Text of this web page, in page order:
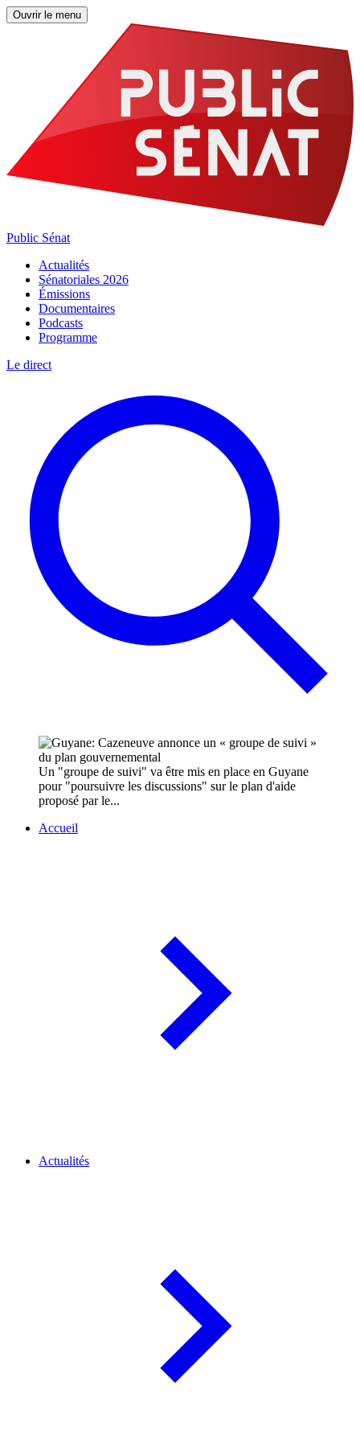
Ouvrir le menu
Public Sénat
Actualités
Sénatoriales 2026
Émissions
Documentaires
Podcasts
Programme
Le direct
Un "groupe de suivi" va être mis en place en Guyane
pour "poursuivre les discussions" sur le plan d'aide
proposé par le...
Accueil
Actualités